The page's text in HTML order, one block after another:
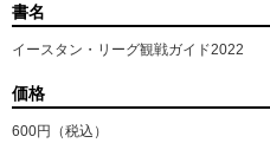
書名
イースタン・リーグ観戦ガイド2022
価格
600円（税込）